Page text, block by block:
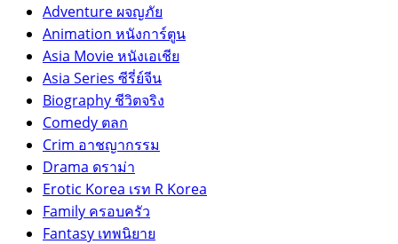
Adventure ผจญภัย
Animation หนังการ์ตูน
Asia Movie หนังเอเชีย
Asia Series ซีรี่ย์จีน
Biography ชีวิตจริง
Comedy ตลก
Crim อาชญากรรม
Drama ดราม่า
Erotic Korea เรท R Korea
Family ครอบครัว
Fantasy เทพนิยาย